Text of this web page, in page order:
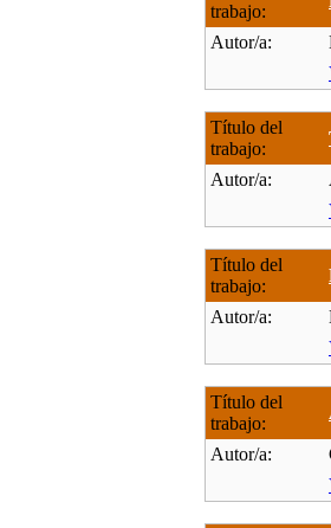
trabajo:
Autor/a:
Título del
trabajo:
Autor/a:
Título del
trabajo:
Autor/a:
Título del
trabajo:
Autor/a: